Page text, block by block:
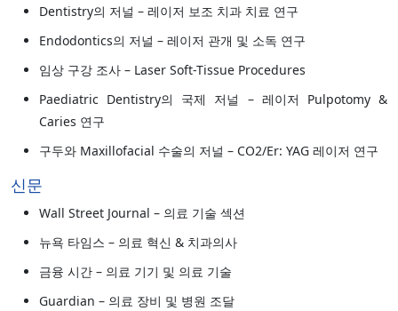
Dentistry의 저널 – 레이저 보조 치과 치료 연구
Endodontics의 저널 – 레이저 관개 및 소독 연구
임상 구강 조사 – Laser Soft-Tissue Procedures
Paediatric Dentistry의 국제 저널 – 레이저 Pulpotomy &
Caries 연구
구두와 Maxillofacial 수술의 저널 – CO2/Er: YAG 레이저 연구
신문
Wall Street Journal – 의료 기술 섹션
뉴욕 타임스 – 의료 혁신 & 치과의사
금융 시간 – 의료 기기 및 의료 기술
Guardian – 의료 장비 및 병원 조달